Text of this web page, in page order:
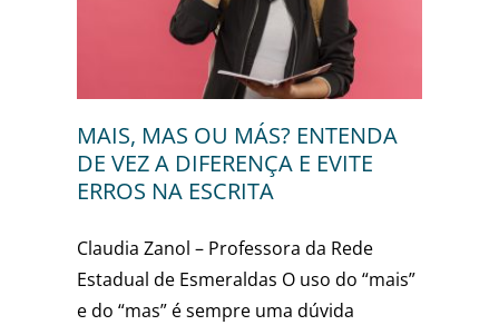
MAIS, MAS OU MÁS? ENTENDA
DE VEZ A DIFERENÇA E EVITE
ERROS NA ESCRITA
Claudia Zanol – Professora da Rede
Estadual de Esmeraldas O uso do “mais”
e do “mas” é sempre uma dúvida